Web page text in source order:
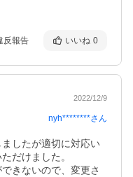
反報告 いいね 0
2022/12/9
nyh********さん
したが適切に対応い
だけました。
きないので、変更さ